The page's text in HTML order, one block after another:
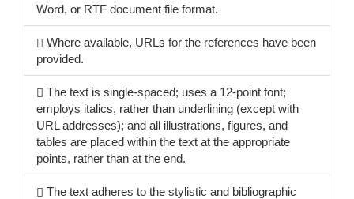
Word, or RTF document file format.
Where available, URLs for the references have been
provided.
The text is single-spaced; uses a 12-point font;
employs italics, rather than underlining (except with
URL addresses); and all illustrations, figures, and
tables are placed within the text at the appropriate
points, rather than at the end.
The text adheres to the stylistic and bibliographic